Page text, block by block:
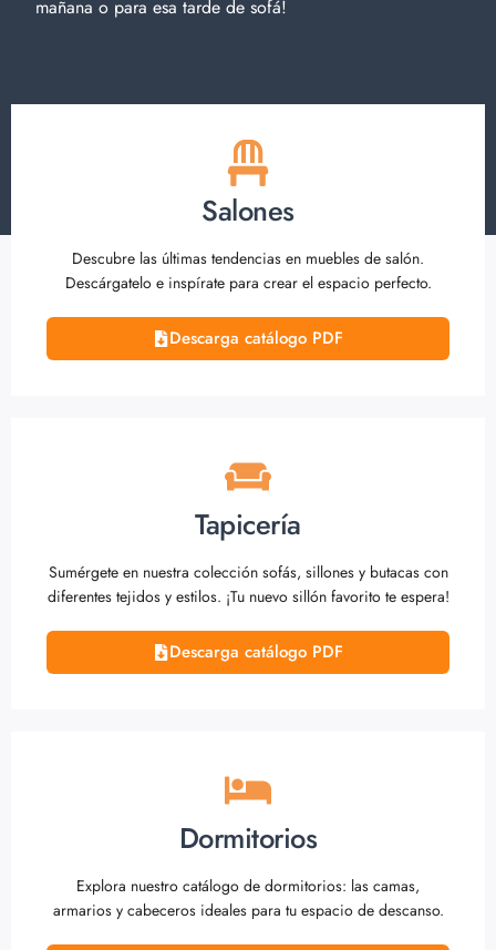
mañana o para esa tarde de sofá!
Salones
Descubre las últimas tendencias en muebles de salón.
Descárgatelo e inspírate para crear el espacio perfecto.
Descarga catálogo PDF
Tapicería
Sumérgete en nuestra colección sofás, sillones y butacas con
diferentes tejidos y estilos. ¡Tu nuevo sillón favorito te espera!
Descarga catálogo PDF
Dormitorios
Explora nuestro catálogo de dormitorios: las camas,
armarios y cabeceros ideales para tu espacio de descanso.